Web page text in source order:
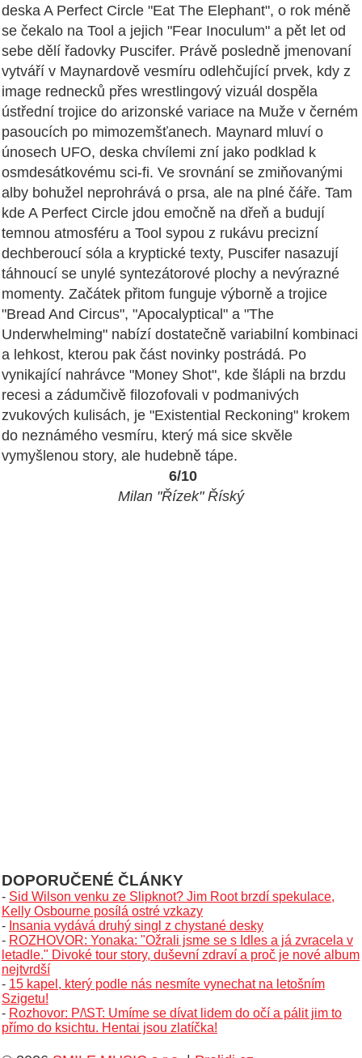
deska A Perfect Circle "Eat The Elephant", o rok méně
se čekalo na Tool a jejich "Fear Inoculum" a pět let od
sebe dělí řadovky Puscifer. Právě posledně jmenovaní
vytváří v Maynardově vesmíru odlehčující prvek, kdy z
image rednecků přes wrestlingový vizuál dospěla
ústřední trojice do arizonské variace na Muže v černém
pasoucích po mimozemšťanech. Maynard mluví o
únosech UFO, deska chvílemi zní jako podklad k
osmdesátkovému sci-fi. Ve srovnání se zmiňovanými
alby bohužel neprohrává o prsa, ale na plné čáře. Tam
kde A Perfect Circle jdou emočně na dřeň a budují
temnou atmosféru a Tool sypou z rukávu precizní
dechberoucí sóla a kryptické texty, Puscifer nasazují
táhnoucí se unylé syntezátorové plochy a nevýrazné
momenty. Začátek přitom funguje výborně a trojice
"Bread And Circus", "Apocalyptical" a "The
Underwhelming" nabízí dostatečně variabilní kombinaci
a lehkost, kterou pak část novinky postrádá. Po
vynikající nahrávce "Money Shot", kde šlápli na brzdu
recesi a zádumčivě filozofovali v podmanivých
zvukových kulisách, je "Existential Reckoning" krokem
do neznámého vesmíru, který má sice skvěle
vymyšlenou story, ale hudebně tápe.
6/10
Milan "Řízek" Říský
DOPORUČENÉ ČLÁNKY
- Sid Wilson venku ze Slipknot? Jim Root brzdí spekulace,
Kelly Osbourne posílá ostré vzkazy
- Insania vydává druhý singl z chystané desky
- ROZHOVOR: Yonaka: "Ožrali jsme se s Idles a já zvracela v
letadle." Divoké tour story, duševní zdraví a proč je nové album
nejtvrdší
- 15 kapel, který podle nás nesmíte vynechat na letošním
Szigetu!
- Rozhovor: P/\ST: Umíme se dívat lidem do očí a pálit jim to
přímo do ksichtu. Hentai jsou zlatíčka!